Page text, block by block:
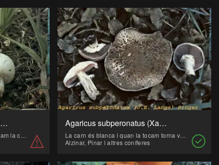
Agaricus pseudopratensisniveus (Xampinyó)
Espècie rara i tòxica, que quan tallam la carn del peu pren una coloració vinosa. A més fa una olor fenòlica molt acusada.
Agaricus subperonatus (Xampinyó)
La carn és blanca i quan la tocam torna vermella.
Alzinar, Pinar i altres coníferes